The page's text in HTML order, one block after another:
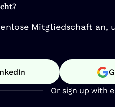
Mitgliedschaft an,
Or sign up with